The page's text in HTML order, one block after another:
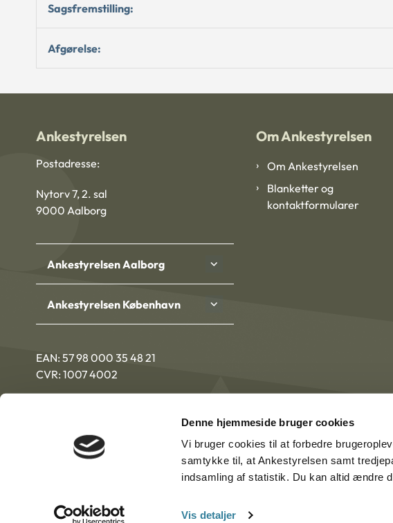
Denne hjemmeside bruger cookies
Vi bruger cookies til at forbedre
samtykke til, at Ankestyrelsen samt
indsamling af statistik. Du kan altid ændre
Vis detaljer
Sagsfremstilling:
Afgørelse:
Ankestyrelsen
Postadresse:
Nytorv 7, 2. sal
9000 Aalborg
Ankestyrelsen Aalborg
Ankestyrelsen København
EAN: 57 98 000 35 48 21
CVR: 1007 4002
Om Ankestyrelsen
Om Ankestyrelsen
Blanketter og
kontaktformularer